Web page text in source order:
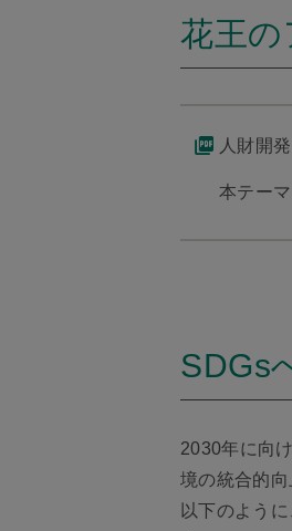
花王の
人財開
本テー
SDGs
2030年に向
境の統合的
以下のよう